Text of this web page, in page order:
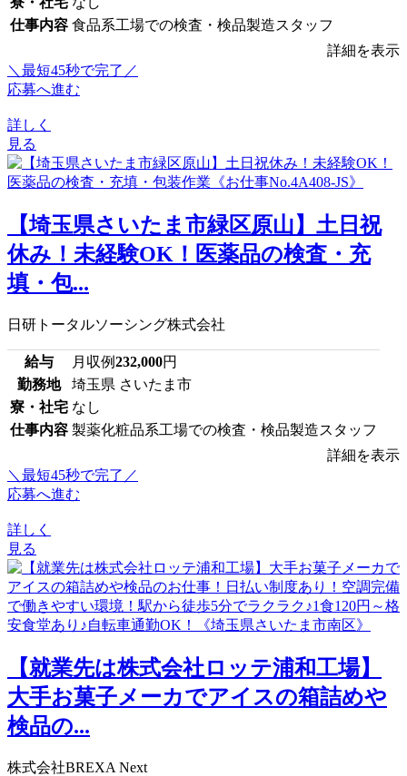
仕事内容 食品系工場での検査・検品製造スタッフ
詳細を表示
＼最短45秒で完了／
応募へ進む
詳しく
見る
【埼玉県さいたま市緑区原山】土日祝
休み！未経験OK！医薬品の検査・充
填・包...
日研トータルソーシング株式会社
給与 月収例232,000円
勤務地
埼玉県 さいたま市
寮・社宅 なし
仕事内容 製薬化粧品系工場での検査・検品製造スタッフ
詳細を表示
＼最短45秒で完了／
応募へ進む
詳しく
見る
【就業先は株式会社ロッテ浦和工場】
大手お菓子メーカでアイスの箱詰めや
検品の...
株式会社BREXA Next